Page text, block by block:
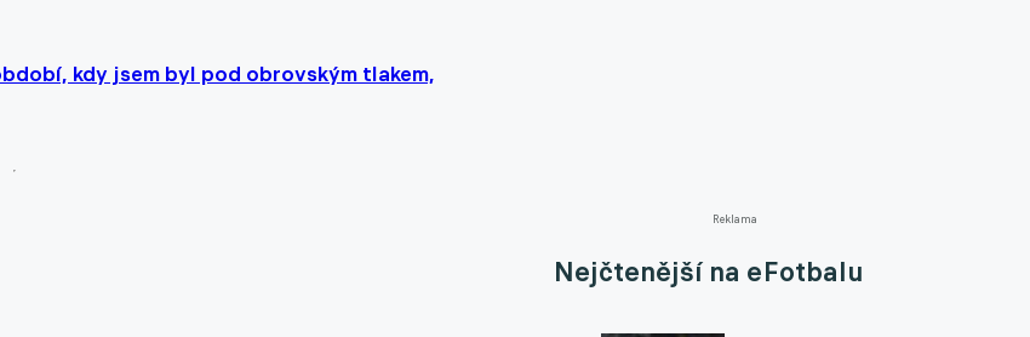
kdy jsem byl pod obrovským tlakem,
Reklama
Nejčtenější na eFotbalu